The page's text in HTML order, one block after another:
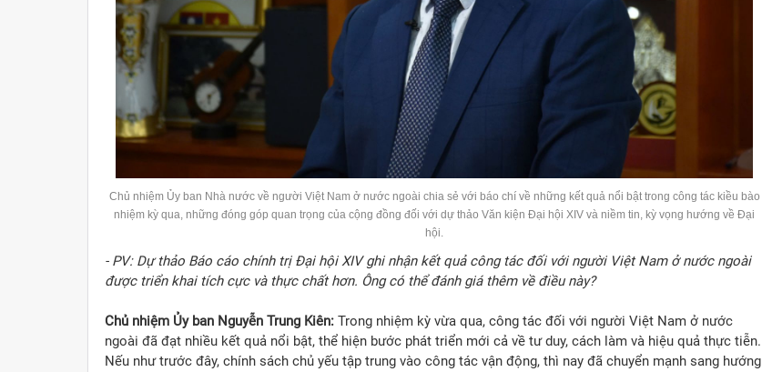
Chủ nhiệm Ủyban Nhà nước về người Việt Nam ở nước ngoài chia sẻ với báo chí về những kết quả nổi bật trong công tác kiều bào
nhiệm kỳ qua, những đóng góp quan trọng của cộng đồng đối với dự thảo Văn kiện Đại hội XIV và niềm tin, kỳ vọng hướng về Đại
hội.
- PV: Dự thảo Báo cáo chính trị Đại hội XIV ghi nhận kết quả công tác đối với người Việt Nam ở nước ngoài
được triển khai tích cực và thực chất hơn. Ông có thể đánh giá thêm về điều này?
Chủ nhiệm Ủy ban Nguyễn Trung Kiên: Trong nhiệm kỳ vừa qua, công tác đối với người Việt Nam ở nước
ngoài đã đạt nhiều kết quả nổi bật, thể hiện bước phát triển mới cả về tư duy, cách làm và hiệu quả thực tiễn.
Nếu như trước đây, chính sách chủ yếu tập trung vào công tác vận động, thì nay đã chuyển mạnh sang hướng